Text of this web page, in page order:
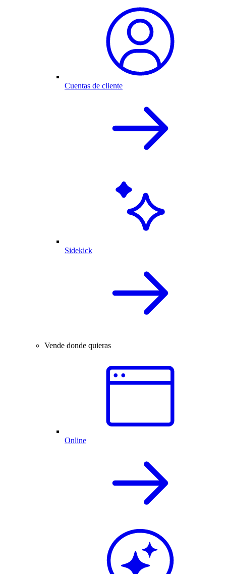
Cuentas de cliente
Sidekick
Vende donde quieras
Online